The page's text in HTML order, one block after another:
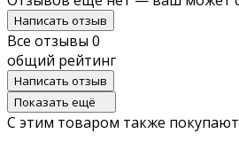
Написать отзыв
Все отзывы 0
общий рейтинг
Написать отзыв
Показать ещё
С этим товаром также покупают